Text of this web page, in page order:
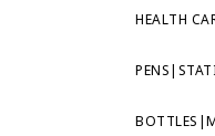
HEALTH